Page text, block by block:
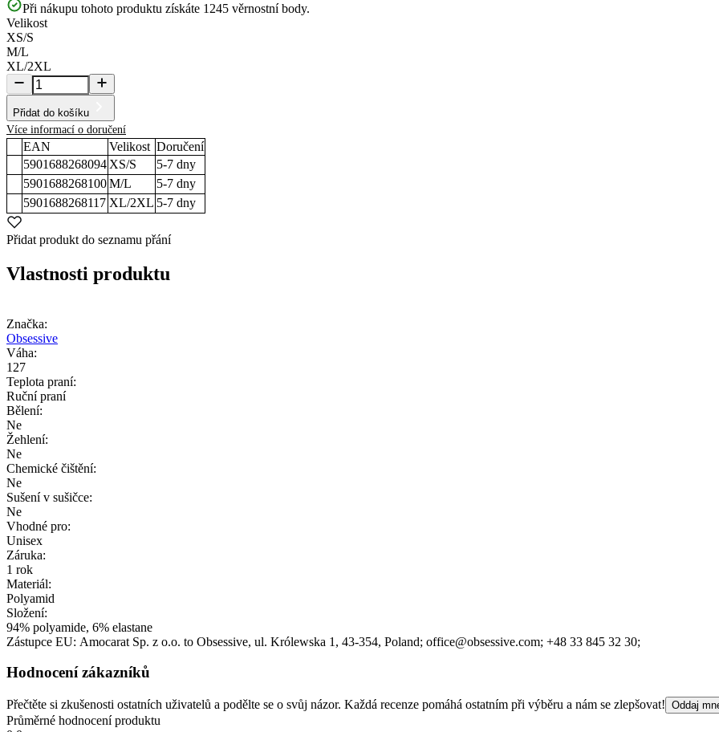
Při nákupu tohoto produktu získáte 1245 věrnostní body.
Velikost
XS/S
M/L
XL/2XL
Přidat do košíku
Více informací o doručení
EAN Velikost Doručení
5901688268094 XS/S 5-7 dny
5901688268100M/L 5-7 dny
5901688268117 XL/2XL 5-7 dny
Přidat produkt do seznamu přání
Vlastnosti produktu
Značka:
Obsessive
Váha:
127
Teplota praní:
Ruční praní
Bělení:
Ne
Žehlení:
Ne
Chemické čištění:
Ne
Sušení v sušičce:
Ne
Vhodné pro:
Unisex
Záruka:
1 rok
Materiál:
Polyamid
Složení:
94% polyamide, 6% elastane
Zástupce EU: Amocarat Sp. z o.o. to Obsessive, ul. Królewska 1 , 43-354, Poland; office@obsessive.com; +48 33 845 32 30;
Hodnocení zákazníků
Přečtěte si zkušenosti ostatních uživatelů a podělte se o svůj názor. Každá recenze pomáhá ostatním při výběru a nám se zlepšovat! Oddaj
Průměrné hodnocení produktu